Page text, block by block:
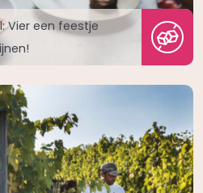
Vier een feestje